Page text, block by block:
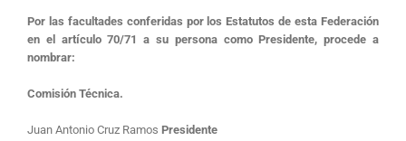
Por las facultades conferidas por los Estatutos de esta Federación
en el artículo 70/71 a su persona como Presidente, procede a
nombrar:
Comisión Técnica.
Juan Antonio Cruz Ramos Presidente